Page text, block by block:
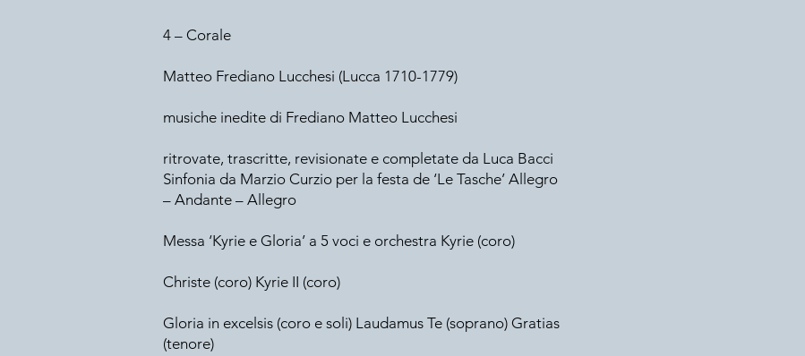
4 – Corale
Matteo Frediano Lucchesi (Lucca 1710-1779)
musiche inedite di Frediano Matteo Lucchesi
ritrovate, trascritte, revisionate e completate da Luca Bacci
Sinfonia da Marzio Curzio per la festa de ‘Le Tasche’ Allegro
– Andante – Allegro
Messa ‘Kyrie e Gloria’ a 5 voci e orchestra Kyrie (coro)
Christe (coro) Kyrie II (coro)
Gloria in excelsis (coro e soli) Laudamus Te (soprano) Gratias
(tenore)